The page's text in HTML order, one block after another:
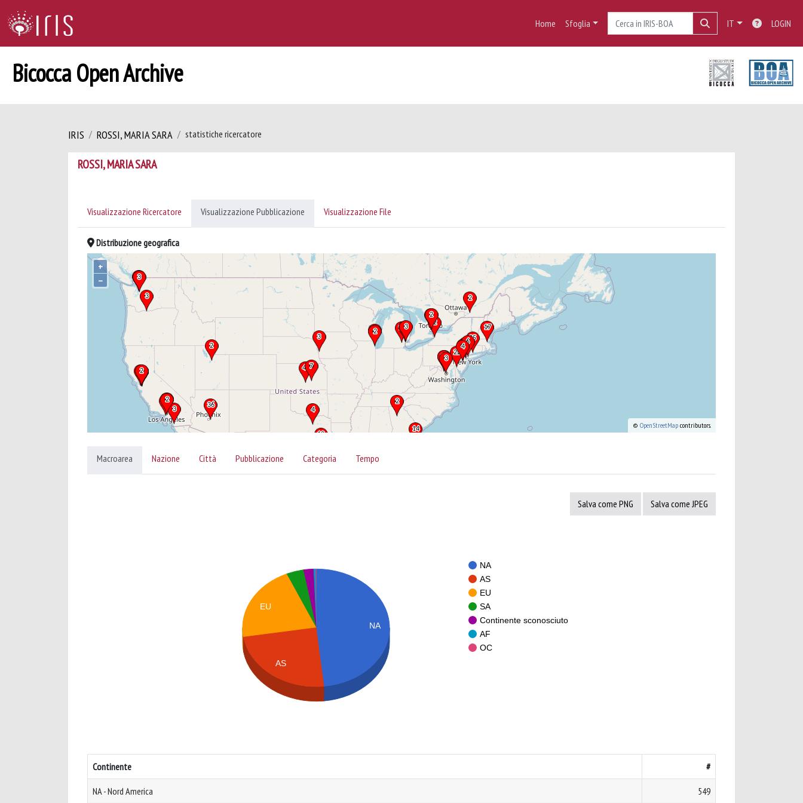
Home Sfoglia IT LOGIN
Bicocca Open Archive
IRIS ROSSI, MARIA SARA statistiche ricercatore
ROSSI, MARIA SARA
Visualizzazione Ricercatore Visualizzazione Pubblicazione Visualizzazione File
Distribuzione geografica
+
–
© OpenStreetMap contributors.
Macroarea Nazione Città Pubblicazione Categoria Tempo
Salva come PNG Salva come JPEG
NA
AS
EU
SA
Continente sconosciuto
AF
OC
NA
EU
AS
Continente #
NA - Nord America 549